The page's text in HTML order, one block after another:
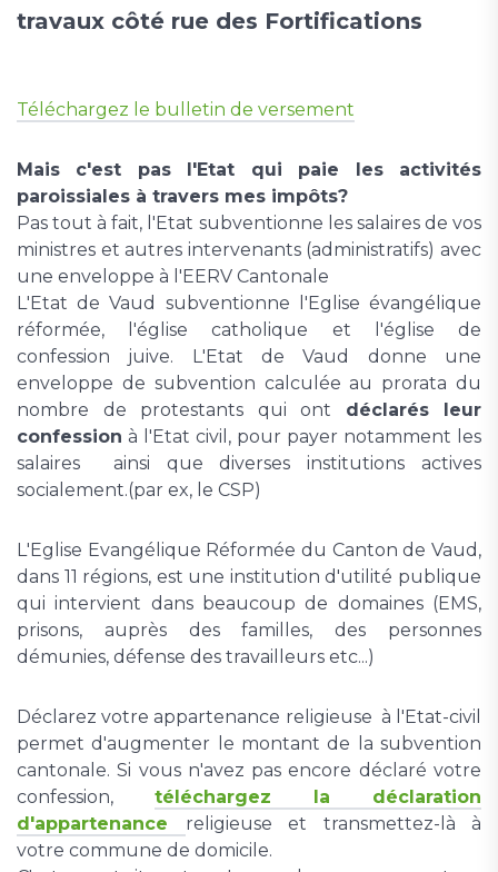
travaux côté rue des Fortifications
Téléchargez le bulletin de versement
Mais c'est pas l'Etat qui paie les activités
paroissiales à travers mes impôts?
Pas tout à fait, l'Etat subventionne les salaires de vos
ministres et autres intervenants (administratifs) avec
une enveloppe à l'EERV Cantonale
L'Etat de Vaud subventionne l'Eglise évangélique
réformée, l'église catholique et l'église de
confession juive. L'Etat de Vaud donne une
enveloppe de subvention calculée au prorata du
nombre de protestants qui ont déclarés leur
confession à l'Etat civil, pour payer notamment les
salaires ainsi que diverses institutions actives
socialement.(par ex, le CSP)
L'Eglise Evangélique Réformée du Canton de Vaud,
dans 11 régions, est une institution d'utilité publique
qui intervient dans beaucoup de domaines (EMS,
prisons, auprès des familles, des personnes
démunies, défense des travailleurs etc...)
Déclarez votre appartenance religieuse à l'Etat-civil
permet d'augmenter le montant de la subvention
cantonale. Si vous n'avez pas encore déclaré votre
confession, téléchargez la déclaration
d'appartenance religieuse et transmettez-là à
votre commune de domicile.